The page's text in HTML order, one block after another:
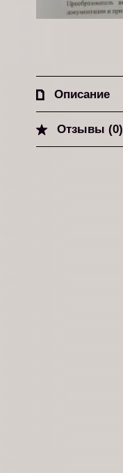
Описание
Отзывы (0)